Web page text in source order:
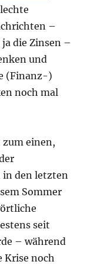
–
die Zinsen –
und
(Finanz-)
noch mal
einen,
in den letzten
Sommer
seit
– während
Krise noch